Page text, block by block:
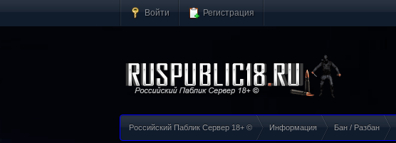
Войти Регистрация
Российский Паблик Сервер 18+ © Информация Бан / Разбан